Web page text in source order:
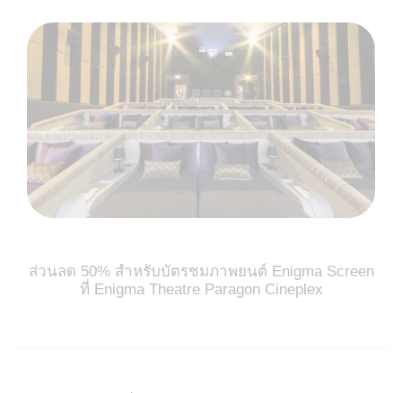
ส่วนลด 50% สำหรับบัตรชมภาพยนต์ Enigma Screen
ที่ Enigma Theatre Paragon Cineplex